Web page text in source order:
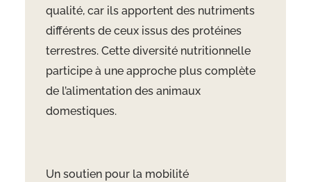
qualité, car ils apportent des nutriments
différents de ceux issus des protéines
terrestres. Cette diversité nutritionnelle
participe à une approche plus complète
de l’alimentation des animaux
domestiques.
Un soutien pour la mobilité